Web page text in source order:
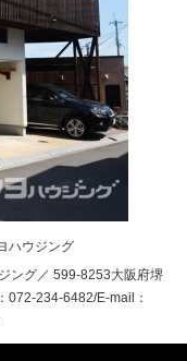
ハウジング
ング／ 599-8253大阪府堺
072-234-6482/E-mail：